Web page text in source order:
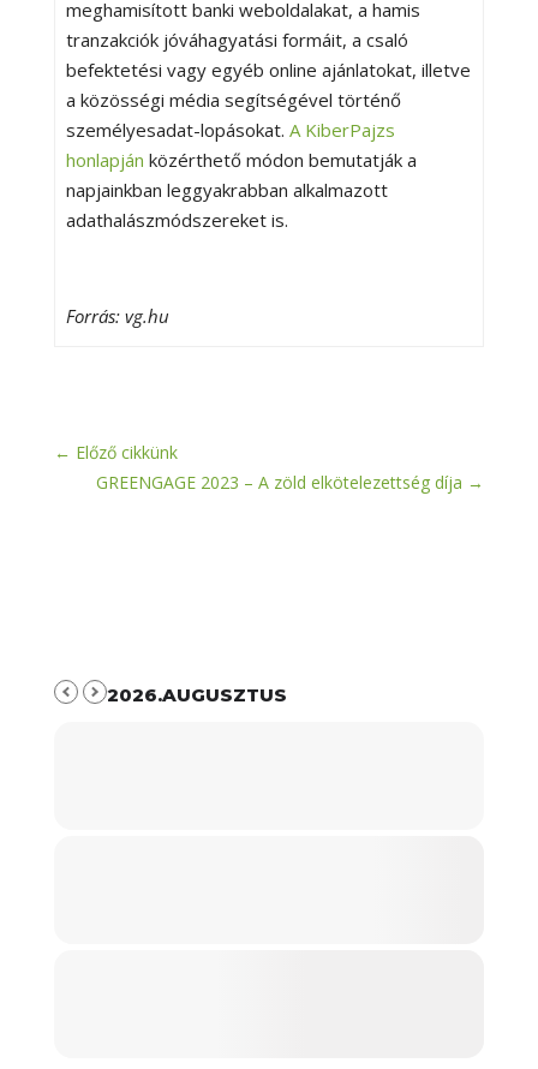
meghamisított banki weboldalakat, a hamis
tranzakciók jóváhagyatási formáit, a csaló
befektetési vagy egyéb online ajánlatokat, illetve
a közösségi média segítségével történő
személyesadat-lopásokat. A KiberPajzs
honlapján közérthető módon bemutatják a
napjainkban leggyakrabban alkalmazott
adathalászmódszereket is.
Forrás: vg.hu
← Előző cikkünk
GREENGAGE 2023 – A zöld elkötelezettség díja →
2026.AUGUSZTUS